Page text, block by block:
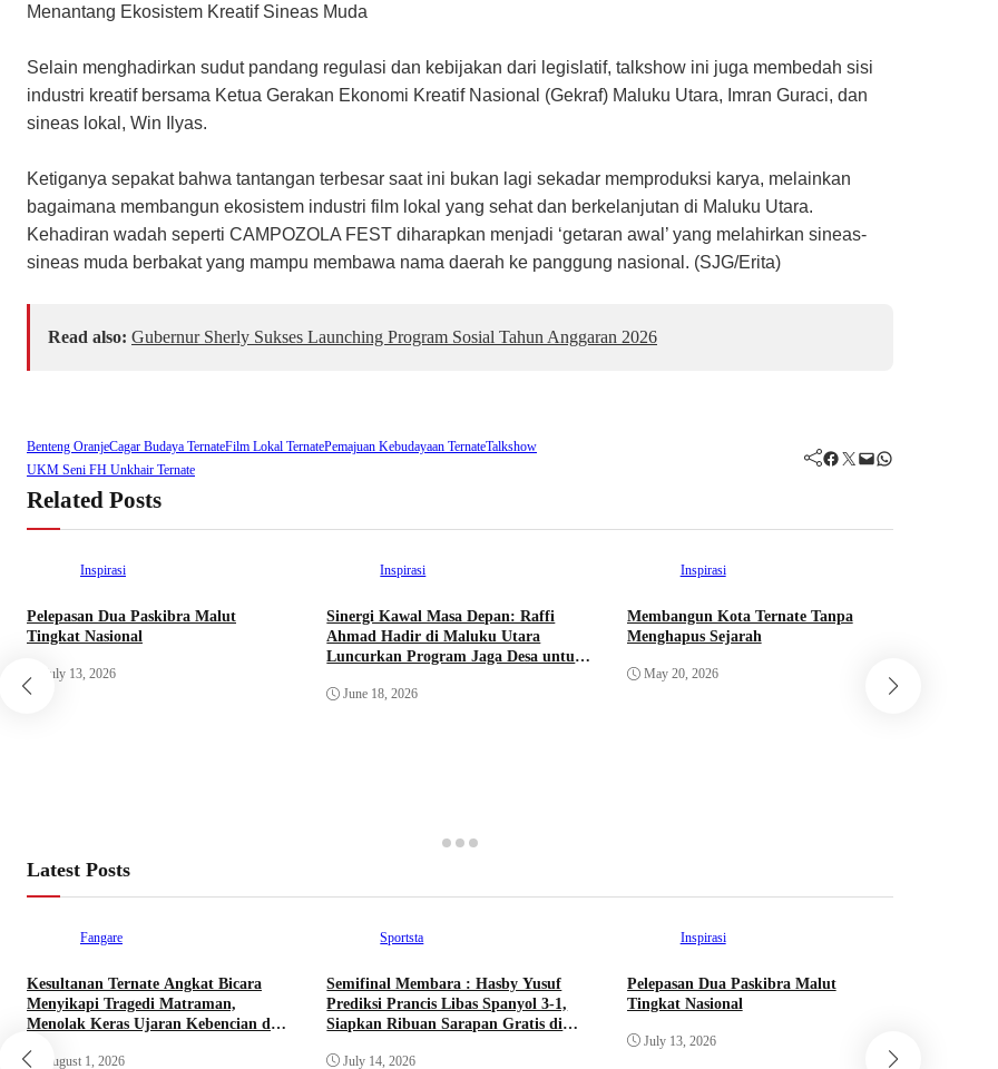
​Menantang Ekosistem Kreatif Sineas Muda
​Selain menghadirkan sudut pandang regulasi dan kebijakan dari legislatif, talkshow ini juga membedah sisi
industri kreatif bersama Ketua Gerakan Ekonomi Kreatif Nasional (Gekraf) Maluku Utara, Imran Guraci, dan
sineas lokal, Win Ilyas.
​Ketiganya sepakat bahwa tantangan terbesar saat ini bukan lagi sekadar memproduksi karya, melainkan
bagaimana membangun ekosistem industri film lokal yang sehat dan berkelanjutan di Maluku Utara.
Kehadiran wadah seperti CAMPOZOLA FEST diharapkan menjadi ‘getaran awal’ yang melahirkan sineas-
sineas muda berbakat yang mampu membawa nama daerah ke panggung nasional. (SJG/Erita)
Read also: Gubernur Sherly Sukses Launching Program Sosial Tahun Anggaran 2026
Benteng OranjeCagar Budaya TernateFilm Lokal TernatePemajuan Kebudayaan TernateTalkshow
UKM Seni FH Unkhair Ternate
Facebook Twitter Mail WhatsApp
Related Posts
Inspirasi
Pelepasan Dua Paskibra Malut
Tingkat Nasional
July 13, 2026
Inspirasi
Sinergi Kawal Masa Depan: Raffi
Ahmad Hadir di Maluku Utara
Luncurkan Program Jaga Desa untuk
June 18, 2026
Inspirasi
Membangun Kota Ternate Tanpa
Menghapus Sejarah
May 20, 2026
Latest Posts
Fangare
Kesultanan Ternate Angkat Bicara
Menyikapi Tragedi Matraman,
Menolak Keras Ujaran Kebencian dan
August 1, 2026
Sportsta
Semifinal Membara : Hasby Yusuf
Prediksi Prancis Libas Spanyol 3-1,
Siapkan Ribuan Sarapan Gratis di
July 14, 2026
Inspirasi
Pelepasan Dua Paskibra Malut
Tingkat Nasional
July 13, 2026